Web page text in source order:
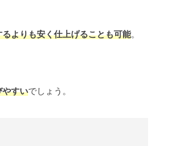
よりも安く仕上げることも可能。
やすいでしょう。